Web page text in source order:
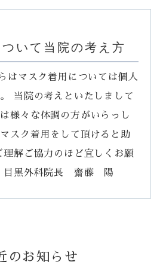
いて当院の考え方
はマスク着用については個人
当院の考えといたしまして
様々な体調の方がいらっし
スク着用をして頂けると助
解ご協力のほど宜しくお願
目黒外科院長 齋藤 陽
のお知らせ